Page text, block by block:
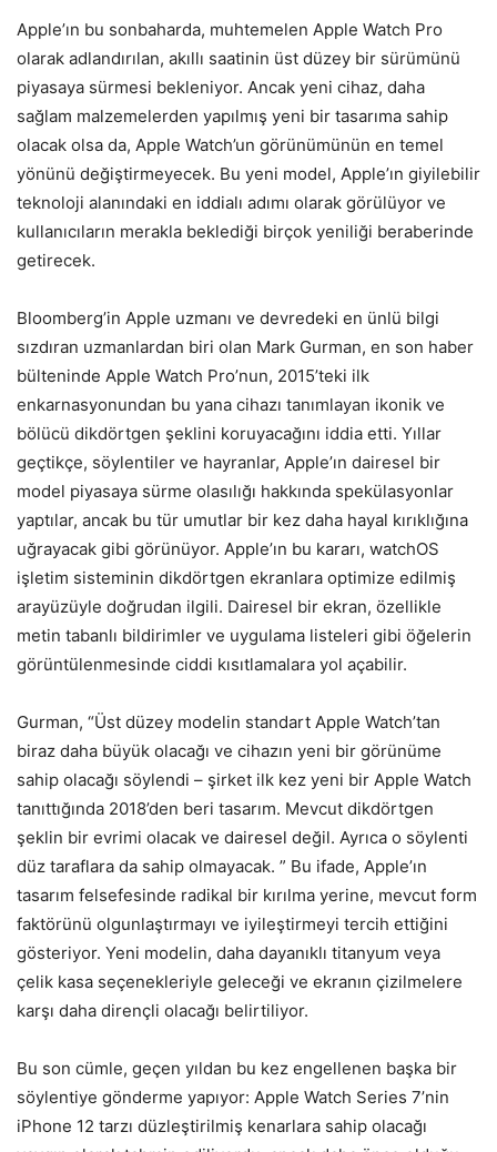
Apple’ın bu sonbaharda, muhtemelen Apple Watch Pro
olarak adlandırılan, akıllı saatinin üst düzey bir sürümünü
piyasaya sürmesi bekleniyor. Ancak yeni cihaz, daha
sağlam malzemelerden yapılmış yeni bir tasarıma sahip
olacak olsa da, Apple Watch’un görünümünün en temel
yönünü değiştirmeyecek. Bu yeni model, Apple’ın giyilebilir
teknoloji alanındaki en iddialı adımı olarak görülüyor ve
kullanıcıların merakla beklediği birçok yeniliği beraberinde
getirecek.
Bloomberg’in Apple uzmanı ve devredeki en ünlü bilgi
sızdıran uzmanlardan biri olan Mark Gurman, en son haber
bülteninde Apple Watch Pro’nun, 2015’teki ilk
enkarnasyonundan bu yana cihazı tanımlayan ikonik ve
bölücü dikdörtgen şeklini koruyacağını iddia etti. Yıllar
geçtikçe, söylentiler ve hayranlar, Apple’ın dairesel bir
model piyasaya sürme olasılığı hakkında spekülasyonlar
yaptılar, ancak bu tür umutlar bir kez daha hayal kırıklığına
uğrayacak gibi görünüyor. Apple’ın bu kararı, watchOS
işletim sisteminin dikdörtgen ekranlara optimize edilmiş
arayüzüyle doğrudan ilgili. Dairesel bir ekran, özellikle
metin tabanlı bildirimler ve uygulama listeleri gibi öğelerin
görüntülenmesinde ciddi kısıtlamalara yol açabilir.
Gurman, “Üst düzey modelin standart Apple Watch’tan
biraz daha büyük olacağı ve cihazın yeni bir görünüme
sahip olacağı söylendi – şirket ilk kez yeni bir Apple Watch
tanıttığında 2018’den beri tasarım. Mevcut dikdörtgen
şeklin bir evrimi olacak ve dairesel değil. Ayrıca o söylenti
düz taraflara da sahip olmayacak. ” Bu ifade, Apple’ın
tasarım felsefesinde radikal bir kırılma yerine, mevcut form
faktörünü olgunlaştırmayı ve iyileştirmeyi tercih ettiğini
gösteriyor. Yeni modelin, daha dayanıklı titanyum veya
çelik kasa seçenekleriyle geleceği ve ekranın çizilmelere
karşı daha dirençli olacağı belirtiliyor.
Bu son cümle, geçen yıldan bu kez engellenen başka bir
söylentiye gönderme yapıyor: Apple Watch Series 7’nin
iPhone 12 tarzı düzleştirilmiş kenarlara sahip olacağı